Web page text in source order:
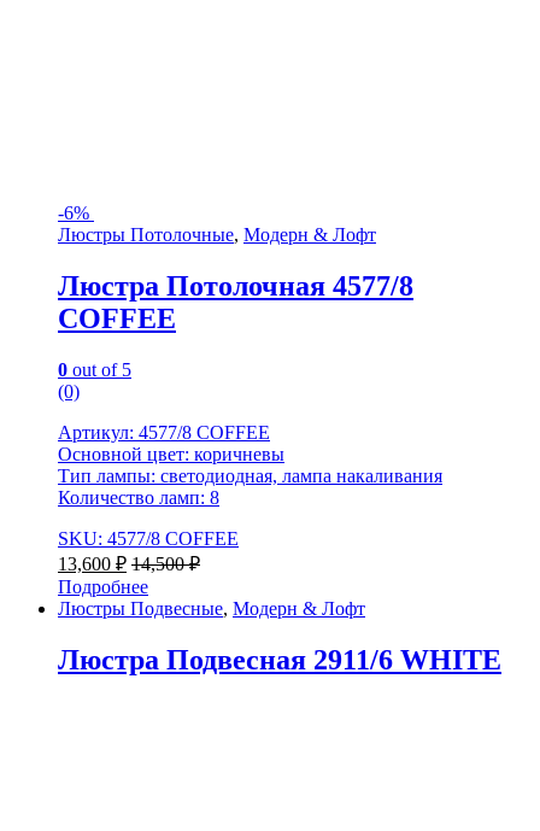
-6%
Люстры Потолочные, Модерн & Лофт
Люстра Потолочная 4577/8
COFFEE
0 out of 5
(0)
Артикул: 4577/8 COFFEE
Основной цвет: коричневы
Тип лампы: светодиодная, лампа накаливания
Количество ламп: 8
SKU: 4577/8 COFFEE
13,600 ₽ 14,500₽
Подробнее
Люстры Подвесные, Модерн & Лофт
Люстра Подвесная 2911/6 WHITE